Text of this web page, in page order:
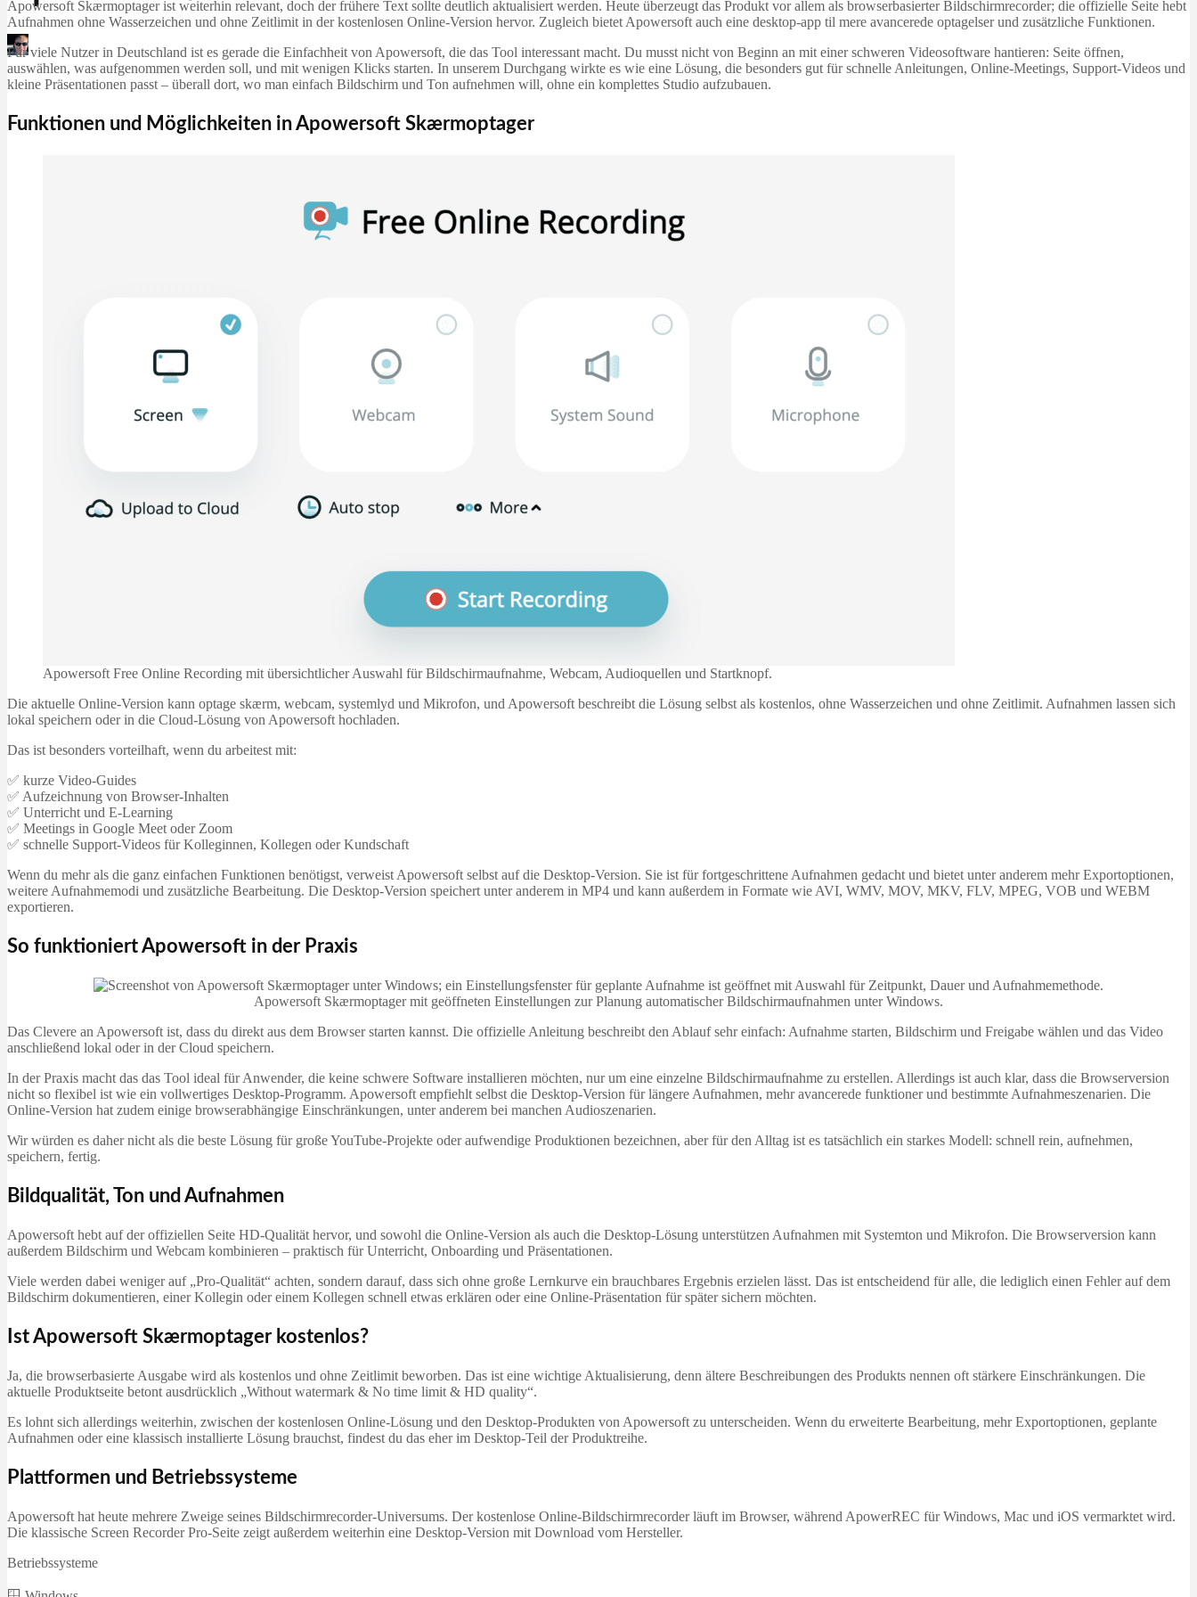
Martin Jørgensen
April 4, 2026
Apowersoft Skærmoptager ist weiterhin relevant, doch der frühere Text sollte deutlich aktualisiert werden. Heute überzeugt das Produkt vor allem als browserbasierter Bildschirmrecorder; die offizielle Seite hebt
Aufnahmen ohne Wasserzeichen und ohne Zeitlimit in der kostenlosen Online-Version hervor. Zugleich bietet Apowersoft auch eine desktop-app til mere avancerede optagelser und zusätzliche Funktionen.
Für viele Nutzer in Deutschland ist es gerade die Einfachheit von Apowersoft, die das Tool interessant macht. Du musst nicht von Beginn an mit einer schweren Videosoftware hantieren: Seite öffnen,
auswählen, was aufgenommen werden soll, und mit wenigen Klicks starten. In unserem Durchgang wirkte es wie eine Lösung, die besonders gut für schnelle Anleitungen, Online-Meetings, Support‑Videos und
kleine Präsentationen passt – überall dort, wo man einfach Bildschirm und Ton aufnehmen will, ohne ein komplettes Studio aufzubauen.
Funktionen und Möglichkeiten in Apowersoft Skærmoptager
Apowersoft Free Online Recording mit übersichtlicher Auswahl für Bildschirmaufnahme, Webcam, Audioquellen und Startknopf.
Die aktuelle Online-Version kann optage skærm, webcam, systemlyd und Mikrofon, und Apowersoft beschreibt die Lösung selbst als kostenlos, ohne Wasserzeichen und ohne Zeitlimit. Aufnahmen lassen sich
lokal speichern oder in die Cloud-Lösung von Apowersoft hochladen.
Das ist besonders vorteilhaft, wenn du arbeitest mit:
✅ kurze Video-Guides
✅ Aufzeichnung von Browser-Inhalten
✅ Unterricht und E‑Learning
✅ Meetings in Google Meet oder Zoom
✅ schnelle Support‑Videos für Kolleginnen, Kollegen oder Kundschaft
Wenn du mehr als die ganz einfachen Funktionen benötigst, verweist Apowersoft selbst auf die Desktop-Version. Sie ist für fortgeschrittene Aufnahmen gedacht und bietet unter anderem mehr Exportoptionen,
weitere Aufnahmemodi und zusätzliche Bearbeitung. Die Desktop-Version speichert unter anderem in MP4 und kann außerdem in Formate wie AVI, WMV, MOV, MKV, FLV, MPEG, VOB und WEBM
exportieren.
So funktioniert Apowersoft in der Praxis
Apowersoft Skærmoptager mit geöffneten Einstellungen zur Planung automatischer Bildschirmaufnahmen unter Windows.
Das Clevere an Apowersoft ist, dass du direkt aus dem Browser starten kannst. Die offizielle Anleitung beschreibt den Ablauf sehr einfach: Aufnahme starten, Bildschirm und Freigabe wählen und das Video
anschließend lokal oder in der Cloud speichern.
In der Praxis macht das das Tool ideal für Anwender, die keine schwere Software installieren möchten, nur um eine einzelne Bildschirmaufnahme zu erstellen. Allerdings ist auch klar, dass die Browserversion
nicht so flexibel ist wie ein vollwertiges Desktop-Programm. Apowersoft empfiehlt selbst die Desktop-Version für längere Aufnahmen, mehr avancerede funktioner und bestimmte Aufnahmeszenarien. Die
Online-Version hat zudem einige browserabhängige Einschränkungen, unter anderem bei manchen Audioszenarien.
Wir würden es daher nicht als die beste Lösung für große YouTube-Projekte oder aufwendige Produktionen bezeichnen, aber für den Alltag ist es tatsächlich ein starkes Modell: schnell rein, aufnehmen,
speichern, fertig.
Bildqualität, Ton und Aufnahmen
Apowersoft hebt auf der offiziellen Seite HD-Qualität hervor, und sowohl die Online-Version als auch die Desktop-Lösung unterstützen Aufnahmen mit Systemton und Mikrofon. Die Browserversion kann
außerdem Bildschirm und Webcam kombinieren – praktisch für Unterricht, Onboarding und Präsentationen.
Viele werden dabei weniger auf „Pro-Qualität“ achten, sondern darauf, dass sich ohne große Lernkurve ein brauchbares Ergebnis erzielen lässt. Das ist entscheidend für alle, die lediglich einen Fehler auf dem
Bildschirm dokumentieren, einer Kollegin oder einem Kollegen schnell etwas erklären oder eine Online-Präsentation für später sichern möchten.
Ist Apowersoft Skærmoptager kostenlos?
Ja, die browserbasierte Ausgabe wird als kostenlos und ohne Zeitlimit beworben. Das ist eine wichtige Aktualisierung, denn ältere Beschreibungen des Produkts nennen oft stärkere Einschränkungen. Die
aktuelle Produktseite betont ausdrücklich „Without watermark & No time limit & HD quality“.
Es lohnt sich allerdings weiterhin, zwischen der kostenlosen Online-Lösung und den Desktop-Produkten von Apowersoft zu unterscheiden. Wenn du erweiterte Bearbeitung, mehr Exportoptionen, geplante
Aufnahmen oder eine klassisch installierte Lösung brauchst, findest du das eher im Desktop-Teil der Produktreihe.
Plattformen und Betriebssysteme
Apowersoft hat heute mehrere Zweige seines Bildschirmrecorder-Universums. Der kostenlose Online-Bildschirmrecorder läuft im Browser, während ApowerREC für Windows, Mac und iOS vermarktet wird.
Die klassische Screen Recorder Pro-Seite zeigt außerdem weiterhin eine Desktop-Version mit Download vom Hersteller.
Betriebssysteme